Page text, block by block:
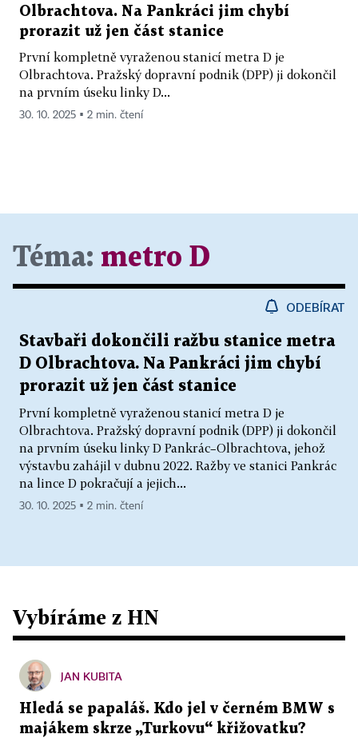
Olbrachtova. Na Pankráci jim chybí
prorazit už jen část stanice
První kompletně vyraženou stanicí metra D je
Olbrachtova. Pražský dopravní podnik (DPP) ji dokončil
na prvním úseku linky D...
30. 10. 2025 ▪ 2 min. čtení
Téma: metro D
ODEBÍRAT
Stavbaři dokončili ražbu stanice metra
D Olbrachtova. Na Pankráci jim chybí
prorazit už jen část stanice
První kompletně vyraženou stanicí metra D je
Olbrachtova. Pražský dopravní podnik (DPP) ji dokončil
na prvním úseku linky D Pankrác–Olbrachtova, jehož
výstavbu zahájil v dubnu 2022. Ražby ve stanici Pankrác
na lince D pokračují a jejich...
30. 10. 2025 ▪ 2 min. čtení
Vybíráme z HN
JAN KUBITA
Hledá se papaláš. Kdo jel v černém BMW s
majákem skrze „Turkovu“ křižovatku?